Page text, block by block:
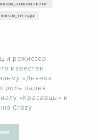
и режиссер
известен
«Дьявол
роль парня
«Красавцы» и
Crazy.